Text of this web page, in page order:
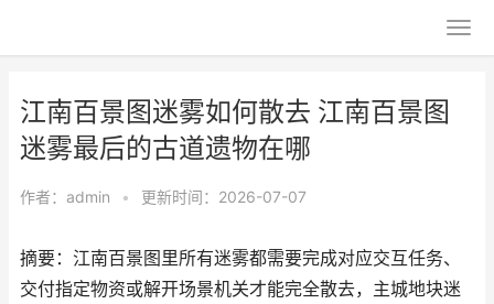
江南百景图迷雾如何散去 江南百景图
迷雾最后的古道遗物在哪
作者： admin • 更新时间：2026-07-07
摘要：江南百景图里所有迷雾都需要完成对应交互任务、
交付指定物资或解开场景机关才能完全散去，主城地块迷